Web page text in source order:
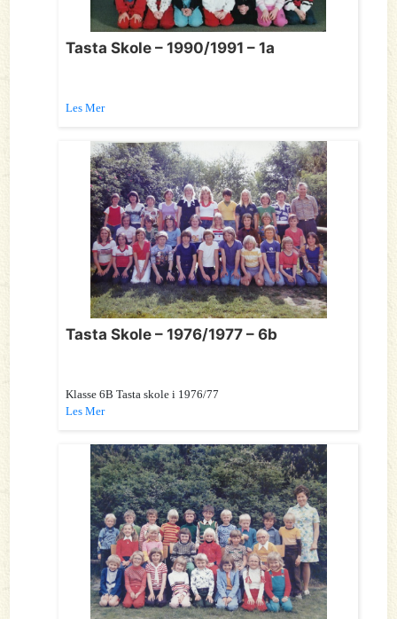
Tasta Skole – 1990/1991 – 1a
Les Mer
Tasta Skole – 1976/1977 – 6b
Klasse 6B Tasta skole i 1976/77
Les Mer